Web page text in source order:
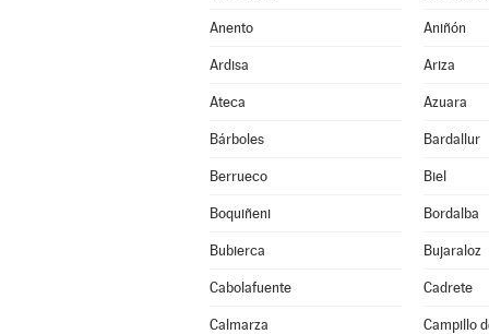
Anento Aniñón
Ardisa Ariza
Ateca Azuara
Bárboles Bardallur
Berrueco Biel
Boquiñeni Bordalba
Bubierca Bujaraloz
Cabolafuente Cadrete
Calmarza Campillo